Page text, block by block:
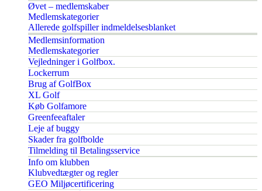
Øvet – medlemskaber
Medlemskategorier
Allerede golfspiller indmeldelsesblanket
Medlemsinformation
Medlemskategorier
Vejledninger i Golfbox.
Lockerrum
Brug af GolfBox
XL Golf
Køb Golfamore
Greenfeeaftaler
Leje af buggy
Skader fra golfbolde
Tilmelding til Betalingsservice
Info om klubben
Klubvedtægter og regler
GEO Miljøcertificering